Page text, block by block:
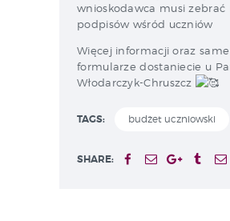
wnioskodawca musi zebrać
podpisów wśród uczniów
Więcej informacji oraz same
formularze dostaniecie u
Włodarczyk-Chruszcz
TAGS: budżet uczniowski
SHARE: